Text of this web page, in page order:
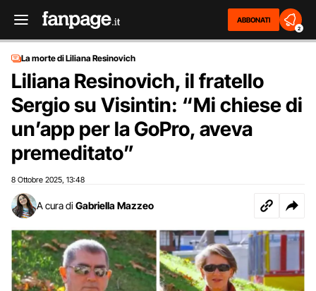
ABBONATI
2
La morte di Liliana Resinovich
Liliana Resinovich, il fratello
Sergio su Visintin: “Mi chiese di
un’app per la GoPro, aveva
premeditato”
8 Ottobre 2025 13:48
A cura di Gabriella Mazzeo